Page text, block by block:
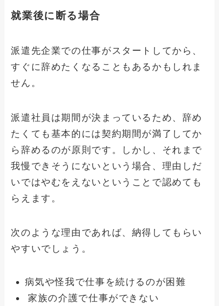
就業後に断る場合
派遣先企業での仕事がスタートしてから、
すぐに辞めたくなることもあるかもしれま
せん。
派遣社員は期間が決まっているため、辞め
たくても基本的には契約期間が満了してか
ら辞めるのが原則です。しかし、それまで
我慢できそうにないという場合、理由しだ
いではやむをえないということで認めても
らえます。
次のような理由であれば、納得してもらい
やすいでしょう。
病気や怪我で仕事を続けるのが困難
家族の介護で仕事ができない